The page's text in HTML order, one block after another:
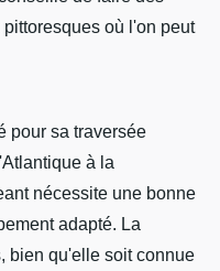
où l'on peut
pour sa traversée
à la
nécessite une bonne
adapté. La
bien qu'elle soit connue